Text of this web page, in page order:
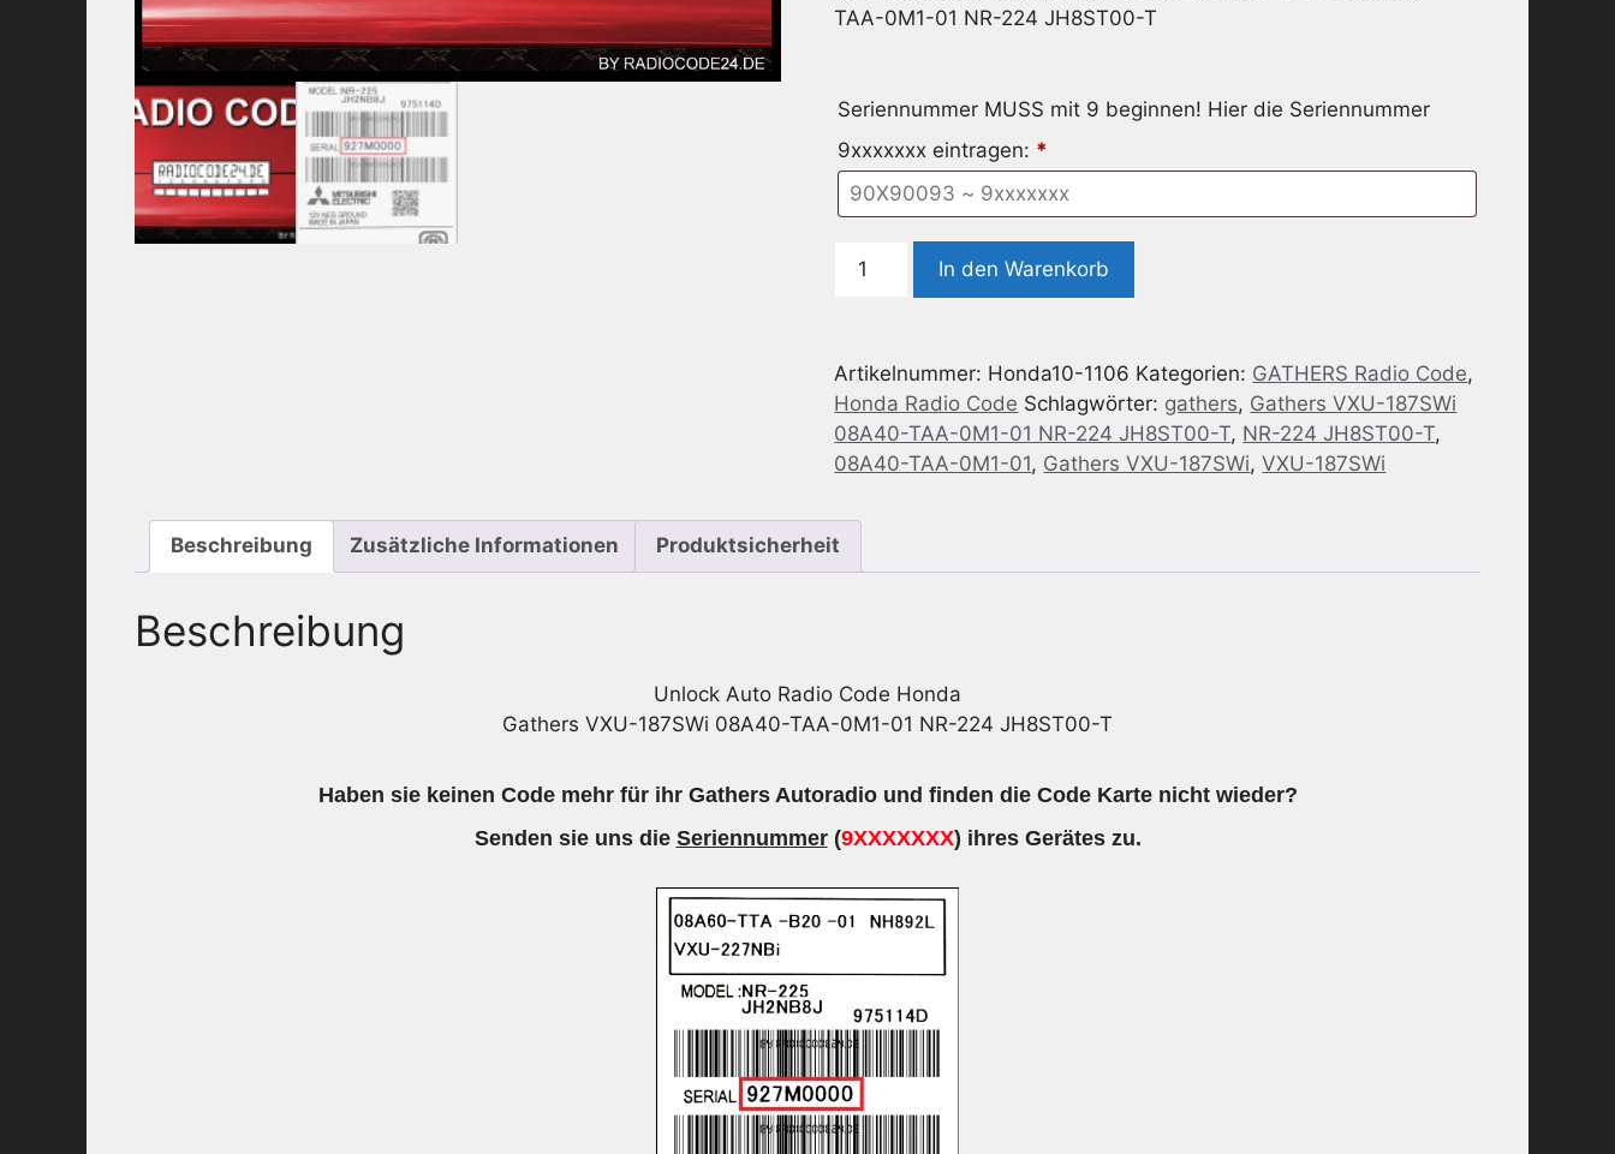
TAA-0M1-01 NR-224 JH8ST00-T
Seriennummer MUSS mit 9 beginnen! Hier die Seriennummer
9xxxxxxx eintragen: *
Code
VXU-
187SWi
08A40-
TAA-
01
NR-
In den Warenkorb
Artikelnummer: Honda10-1106 Kategorien: GATHERS Radio Code,
Honda Radio Code Schlagwörter: gathers, Gathers VXU-187SWi
08A40-TAA-0M1-01 NR-224 JH8ST00-T, NR-224 JH8ST00-T,
08A40-TAA-0M1-01, Gathers VXU-187SWi,VXU-187SWi
Beschreibung Zusätzliche Informationen Produktsicherheit
Beschreibung
Unlock Auto Radio Code Honda
Gathers VXU-187SWi 08A40-TAA-0M1-01 NR-224 JH8ST00-T
Haben sie keinen Code mehr für ihr Gathers Autoradio und finden die Code Karte nicht wieder?
Senden sie uns die Seriennummer(9XXXXXXX) ihres Gerätes zu.